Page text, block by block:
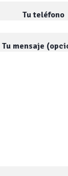
Tu teléfono
Tu mensaje